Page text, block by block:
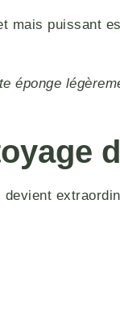
mais puissant
éponge